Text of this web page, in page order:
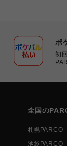
ポ
初
全国の
札幌PARCO
池袋PARCO